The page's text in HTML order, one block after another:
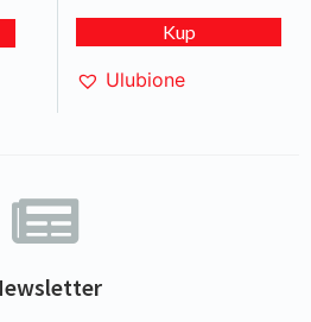
Kup
Ulubione